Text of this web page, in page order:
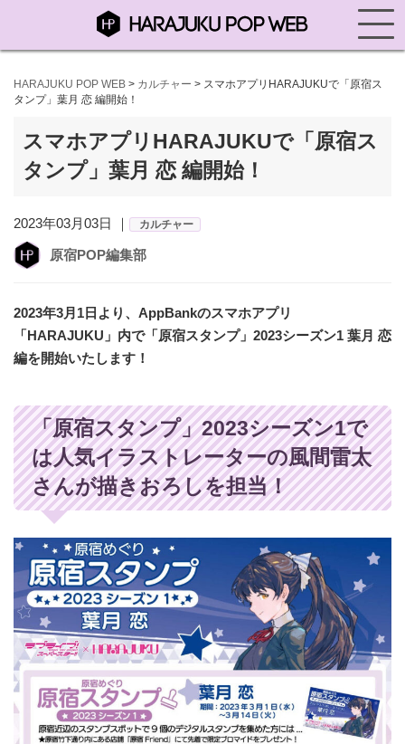
HARAJUKU POP WEB > カルチャー > スマホアプリHARAJUKUで「原宿ス
タンプ」葉月 恋 編開始！
スマホアプリHARAJUKUで「原宿ス
タンプ」葉月 恋 編開始！
2023年03月03日 ｜ カルチャー
原宿POP編集部
2023年3月1日より、AppBankのスマホアプリ
「HARAJUKU」内で「原宿スタンプ」2023シーズン1 葉月 恋
編を開始いたします！
「原宿スタンプ」2023シーズン1で
は人気イラストレーターの風間雷太
さんが描きおろしを担当！